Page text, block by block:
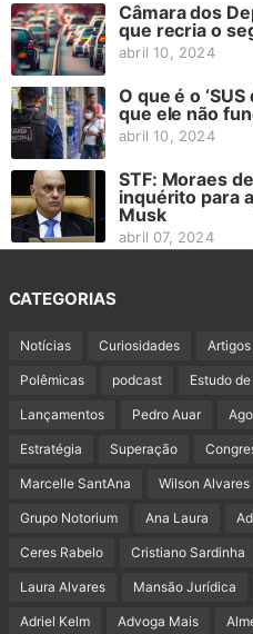
Câmara dos
que recria o
abril 10, 2024
O que é o
que ele não
abril 10, 2024
STF: Moraes
inquérito para
Musk
abril 07, 2024
CATEGORIAS
Notícias Curiosidades Artigos
Polêmicas podcast Estudo
Lançamentos Pedro Auar
Estratégia Superação
Marcelle SantAna Wilson Alvares
Grupo Notorium Ana Laura
Ceres Rabelo Cristiano Sardinha
Laura Alvares Mansão Jurídica
Adriel Kelm Advoga Mais